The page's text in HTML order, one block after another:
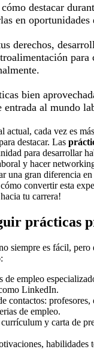
destacar
en oportunidades
derechos,
para
bien
entrada al mundo
actual, cada vez es
destacar. Las
para desarrollar
y hacer
una gran diferencia
convertir esta
tu carrera!
prácticas
siempre es fácil, pero
de empleo
LinkedIn.
contactos: profesores,
de empleo.
y carta de
habilidades